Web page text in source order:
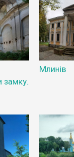
замку.
Млинів